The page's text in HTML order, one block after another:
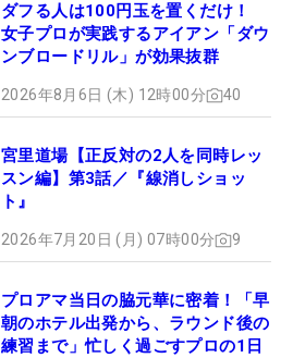
ダフる人は100円玉を置くだけ！
女子プロが実践するアイアン「ダウ
ンブロードリル」が効果抜群
2026年8月6日 (木) 12時00分 40
宮里道場【正反対の2人を同時レッ
スン編】第3話／『線消しショッ
ト』
2026年7月20日 (月) 07時00分 9
プロアマ当日の脇元華に密着！「早
朝のホテル出発から、ラウンド後の
練習まで」忙しく過ごすプロの1日